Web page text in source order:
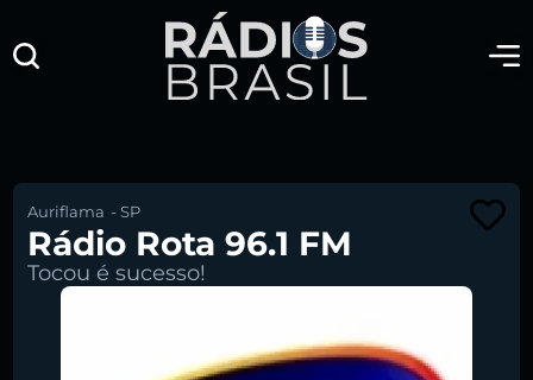
Auriflama -SP
Rádio Rota 96.1 FM
Tocou é sucesso!